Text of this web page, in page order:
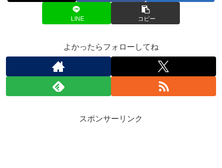
LINE コピー
よかったらフォローしてね
スポンサーリンク